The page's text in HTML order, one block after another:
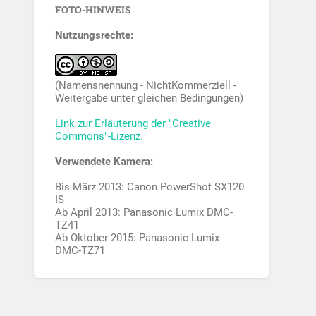
FOTO-HINWEIS
Nutzungsrechte:
(Namensnennung - NichtKommerziell -
Weitergabe unter gleichen Bedingungen)
Link zur Erläuterung der "Creative
Commons"-Lizenz.
Verwendete Kamera:
Bis März 2013: Canon PowerShot SX120
IS
Ab April 2013: Panasonic Lumix DMC-
TZ41
Ab Oktober 2015: Panasonic Lumix
DMC-TZ71